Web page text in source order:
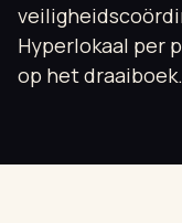
Hyperlokaal per
op het draaiboek.